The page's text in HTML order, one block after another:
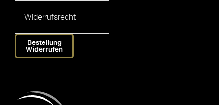
Widerrufsrecht
Bestellung
Widerrufen